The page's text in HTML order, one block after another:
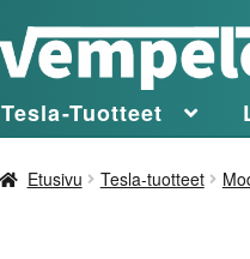
Siirry
Siirry
Tesla-Tuotteet
Etusivu Tesla-tuotteet